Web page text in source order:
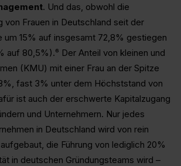
. Und das, obwohl die
von Frauen in Deutschland seit der
um 15% auf insgesamt 72,8% gestiegen
auf 80,5%).⁶ Der Anteil von kleinen und
(KMU) mit einer Frau an der Spitze
fast 3% unter dem Höchststand von
ist auch der erschwerte Kapitalzugang
und Unternehmern. Nur jedes
in Deutschland wird von rein
die Führung von lediglich 20%
in deutschen Gründungsteams wird –